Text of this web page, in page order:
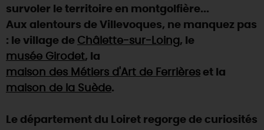
TOUT L'ART DE VIVRE
Rendez-vous de la nature en 2026
Des sorties en famille dans le Loiret !
Programme des animations "Loiret au fil de l'eau"
survoler le territoire en montgolfière...
Aux alentours de Villevoques, ne manquez pas
: le village de Châlette-sur-Loing, le
musée Girodet, la
maison des Métiers d'Art de Ferrières et la
maison de la Suède.
Le département du Loiret regorge de curiosités